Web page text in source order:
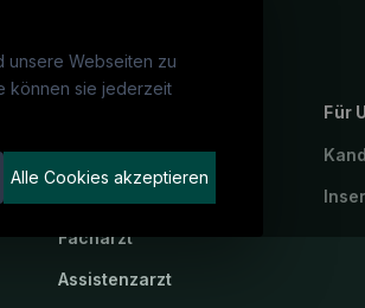
unsere Webseiten zu
können sie jederzeit
Alle Cookies akzeptieren
DGKP
Facharzt
Assistenzarzt
Für